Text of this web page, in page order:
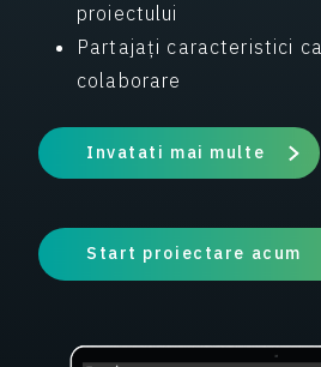
proiectului
Partajați caracteristici
colaborare
Invatati mai multe
Start proiectare acum